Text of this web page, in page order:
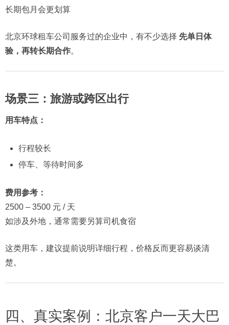
长期包月会更划算
北京环球租车公司服务过的企业中，有不少选择 先单日体
验，再转长期合作。
场景三：旅游或跨区出行
用车特点：
行程较长
停车、等待时间多
费用参考：
2500 – 3500 元 / 天
如涉及外地，通常需要另算司机食宿
这类用车，建议提前说明详细行程，价格反而更容易谈清
楚。
四、真实案例：北京客户一天大巴